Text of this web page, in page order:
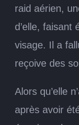
raid aérien,
d’elle, faisant
visage. Il a
reçoive des
Alors qu’elle
après avoir